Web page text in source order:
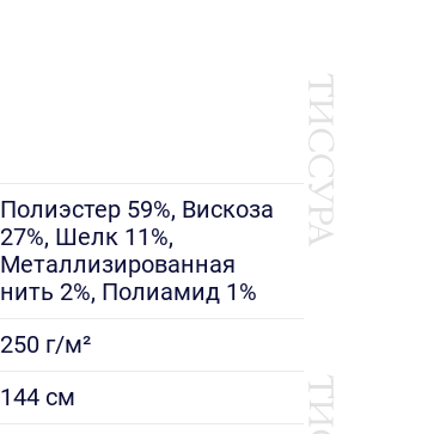
Полиэстер 59%, Вискоза
27%, Шелк 11%,
Металлизированная
нить 2%, Полиамид 1%
250 г/м²
144 см